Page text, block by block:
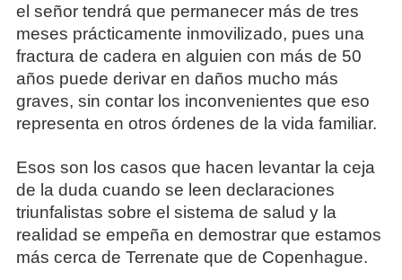
el señor tendrá que permanecer más de tres
meses prácticamente inmovilizado, pues una
fractura de cadera en alguien con más de 50
años puede derivar en daños mucho más
graves, sin contar los inconvenientes que eso
representa en otros órdenes de la vida familiar.
Esos son los casos que hacen levantar la ceja
de la duda cuando se leen declaraciones
triunfalistas sobre el sistema de salud y la
realidad se empeña en demostrar que estamos
más cerca de Terrenate que de Copenhague.